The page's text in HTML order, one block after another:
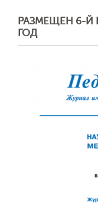
РАЗМЕЩЕН 6-Й
ГОД